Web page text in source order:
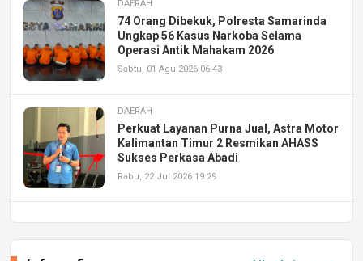
DAERAH
74 Orang Dibekuk, Polresta Samarinda
Ungkap 56 Kasus Narkoba Selama
Operasi Antik Mahakam 2026
Sabtu, 01 Agu 2026 06:43
DAERAH
Perkuat Layanan Purna Jual, Astra Motor
Kalimantan Timur 2 Resmikan AHASS
Sukses Perkasa Abadi
Rabu, 22 Jul 2026 19:29